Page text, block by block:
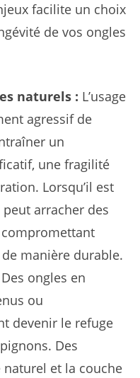
facilite un choix
de vos ongles
naturels : L’usage
agressif de
un
une fragilité
Lorsqu’il est
arracher des
manière durable.
Des ongles en
ou
devenir le refuge
Des
naturel et la couche